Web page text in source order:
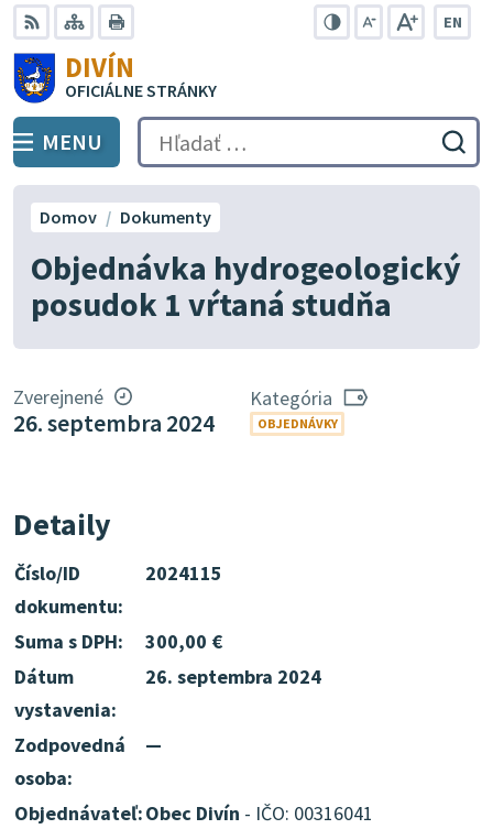
Preskočiť
na
obsah
RSS Mapa
EN
DIVÍN
OFICIÁLNE STRÁNKY
PREPNÚŤ
MENU Hľadať:
Objednávka hydrogeologický
posudok 1 vŕtaná studňa
Domov Dokumenty
Zverejnené
26. septembra 2024
Kategória
OBJEDNÁVKY
Detaily
Číslo/ID
dokumentu:
2024115
Suma s DPH:
300,00 €
Dátum
vystavenia:
26. septembra 2024
Zodpovedná
osoba:
—
Objednávateľ:Obec Divín - IČO: 00316041